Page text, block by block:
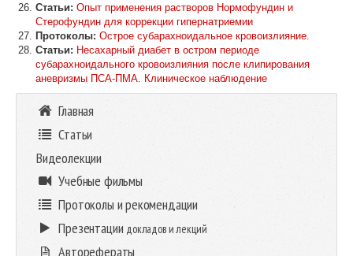
Статьи: Опыт применения растворов Нормофундин и
Стерофундин для коррекции гипернатриемии
Протоколы: Острое субарахноидальное кровоизлияние.
Статьи: Несахарный диабет в остром периоде
субарахноидального кровоизлияния после клипирования
аневризмы ПСА-ПМА. Клиническое наблюдение
Главная
Статьи
Видеолекции
Учебные фильмы
Протоколы и рекомендации
Презентации докладов и лекций
Авторефераты